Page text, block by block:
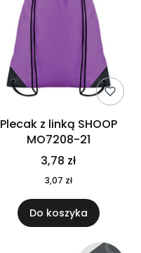
Plecak z linką SHOOP
MO7208-21
3,78 zł
3,07 zł
Do koszyka